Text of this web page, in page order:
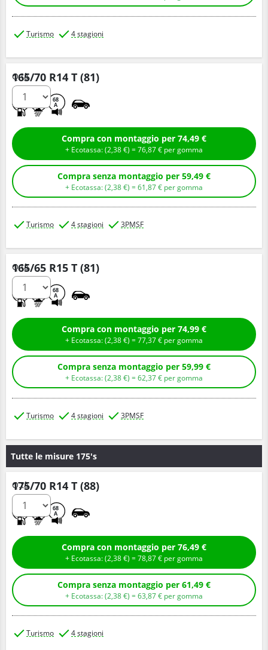
Turismo 4 stagioni
165/70 R14 T (81)
68
A
Q.tà
Compra con montaggio per 74,49 €
+ Ecotassa: (2,38€ ) =76,87€ per gomma
Compra senza montaggio per 59,49 €
+ Ecotassa: (2,38€ ) =61,87€ per gomma
Turismo 4 stagioni 3PMSF
165/65 R15 T (81)
68
A
Q.tà
Compra con montaggio per 74,99 €
+ Ecotassa: (2,38€ ) =77,37€ per gomma
Compra senza montaggio per 59,99 €
+ Ecotassa: (2,38€ ) =62,37€ per gomma
Turismo 4 stagioni 3PMSF
Tutte le misure 175's
175/70 R14 T (88)
68
A
Q.tà
Compra con montaggio per 76,49 €
+ Ecotassa: (2,38€ ) =78,87€ per gomma
Compra senza montaggio per 61,49 €
+ Ecotassa: (2,38€ ) =63,87€ per gomma
Turismo 4 stagioni